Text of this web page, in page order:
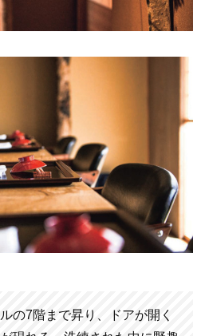
の7階まで昇り、ドアが開く